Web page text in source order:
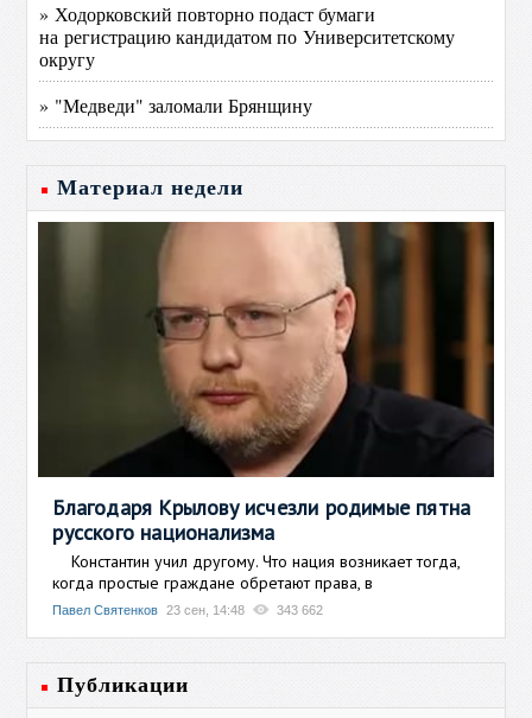
» Ходорковский повторно подаст бумаги
на регистрацию кандидатом по Университетскому
округу
» "Медведи" заломали Брянщину
Материал недели
Благодаря Крылову исчезли родимые пятна
русского национализма
Константин учил другому. Что нация возникает тогда,
когда простые граждане обретают права, в
Павел Святенков 23 сен, 14:48 343 662
Публикации